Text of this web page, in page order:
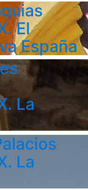
El
España
La
La